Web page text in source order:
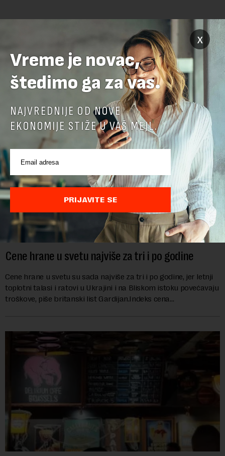
Cene hrane u svetu najviše za tri i po godine
Cene hrane u svetu su sada najviše za tri i po godine, jer letnji
toplotni talasi i ratovi u Ukrajini i na Bliskom istoku povećavaju
troškove, piše britanski list Gardijan.Indeks cena
x
Vreme je novac,
štedimo ga za vas.
NAJVREDNIJE OD NOVE
EKONOMIJE STIŽE U VAŠ MEJL.
PRIJAVITE SE